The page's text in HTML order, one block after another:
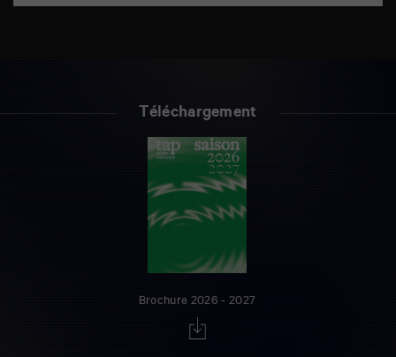
Téléchargement
Brochure 2026 - 2027